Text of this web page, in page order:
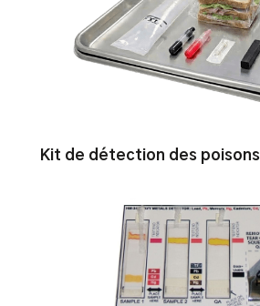
Kit de détection des poisons